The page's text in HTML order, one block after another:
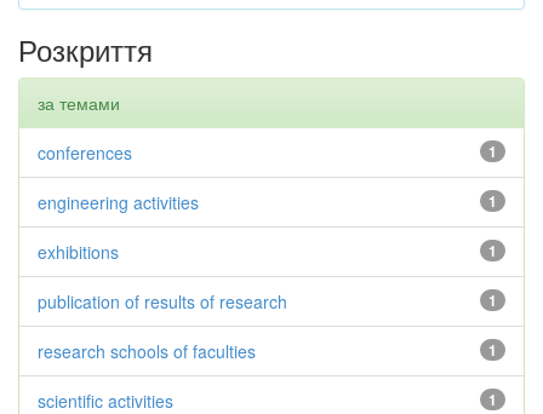
Розкриття
за темами
1
conferences
1
engineering activities
1
exhibitions
1
publication of results of research
1
research schools of faculties
1
scientific activities